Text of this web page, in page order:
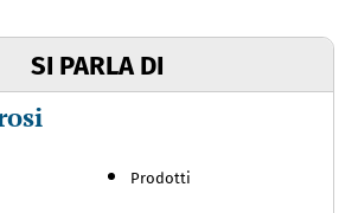
SI PARLA DI
Prodotti